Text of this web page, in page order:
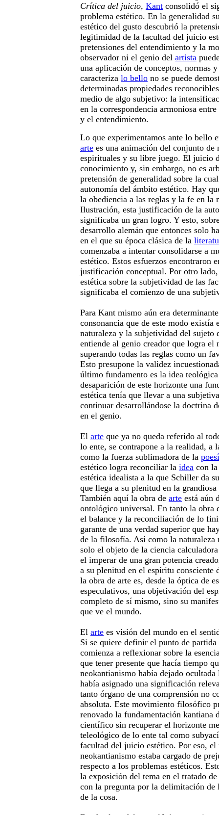
Crítica del juicio, Kant consolidó el
problema estético. En la generalidad
estético del gusto descubrió la
legitimidad de la facultad del juicio
pretensiones del entendimiento y la
observador ni el genio del artista
una aplicación de conceptos, normas
caracteriza lo bello no se puede
determinadas propiedades
medio de algo subjetivo: la
en la correspondencia armoniosa
y el entendimiento.
Lo que experimentamos ante lo bello
arte es una animación del conjunto de
espirituales y su libre juego. El juicio
conocimiento y, sin embargo, no es
pretensión de generalidad sobre la
autonomía del ámbito estético. Hay
la obediencia a las reglas y la fe en la
Ilustración, esta justificación de la
significaba un gran logro. Y esto,
desarrollo alemán que entonces solo
en el que su época clásica de la
comenzaba a intentar consolidarse a
estético. Estos esfuerzos encontraron
justificación conceptual. Por otro
estética sobre la subjetividad de las
significaba el comienzo de una
Para Kant mismo aún era
consonancia que de este modo existía
naturaleza y la subjetividad del sujeto
entiende al genio creador que logra el
superando todas las reglas como un
Esto presupone la validez
último fundamento es la idea
desaparición de este horizonte una
estética tenía que llevar a una
continuar desarrollándose la doctrina
en el genio.
El arte que ya no queda referido al
lo ente, se contrapone a la realidad, a
como la fuerza sublimadora de la
estético logra reconciliar la idea con
estética idealista a la que Schiller da
que llega a su plenitud en la
También aquí la obra de arte está aún
ontológico universal. En tanto la obra
el balance y la reconciliación de lo
garante de una verdad superior que
de la filosofía. Así como la naturaleza
solo el objeto de la ciencia
el imperar de una gran potencia
a su plenitud en el espíritu consciente
la obra de arte es, desde la óptica de
especulativos, una objetivación del
completo de sí mismo, sino su
que ve el mundo.
El arte es visión del mundo en el
Si se quiere definir el punto de partida
comienza a reflexionar sobre la
que tener presente que hacía tiempo
neokantianismo había dejado
había asignado una significación
tanto órgano de una comprensión no
absoluta. Este movimiento filosófico
renovado la fundamentación kantiana
científico sin recuperar el horizonte
teleológico de lo ente tal como
facultad del juicio estético. Por eso, el
neokantianismo estaba cargado de
respecto a los problemas estéticos.
la exposición del tema en el tratado
con la pregunta por la delimitación de
de la cosa.